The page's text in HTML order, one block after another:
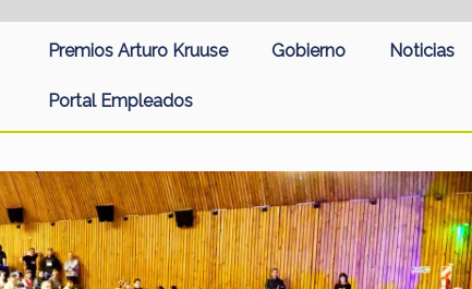
Premios Arturo Kruuse Gobierno Noticias
Portal Empleados